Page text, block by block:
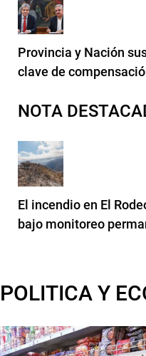
Provincia y Nación
clave de
NOTA
El incendio en El
bajo monitoreo
POLITICA Y